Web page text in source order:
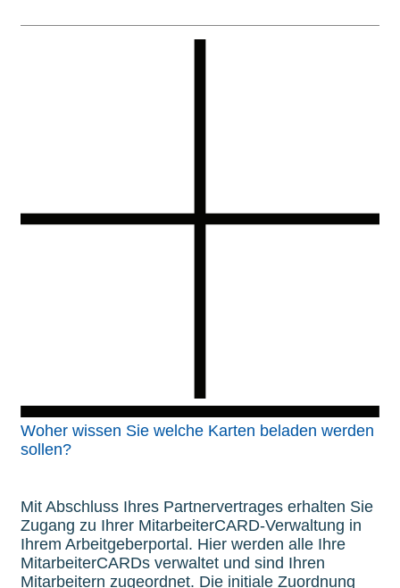
Woher wissen Sie welche Karten beladen werden
sollen?
Mit Abschluss Ihres Partnervertrages erhalten Sie
Zugang zu Ihrer MitarbeiterCARD-Verwaltung in
Ihrem Arbeitgeberportal. Hier werden alle Ihre
MitarbeiterCARDs verwaltet und sind Ihren
Mitarbeitern zugeordnet. Die initiale Zuordnung